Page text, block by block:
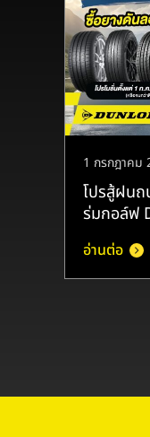
1 กรกฎาคม
โปรสู้ฝน
ร่มกอล์ฟ
อ่านต่อ